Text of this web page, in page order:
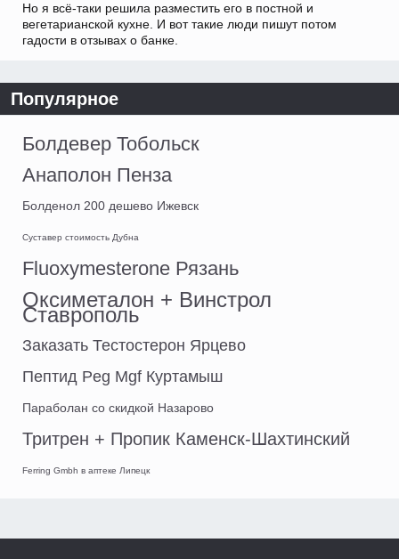
Но я всё-таки решила разместить его в постной и
вегетарианской кухне. И вот такие люди пишут потом
гадости в отзывах о банке.
Популярное
Болдевер Тобольск
Анаполон Пенза
Болденол 200 дешево Ижевск
Суставер стоимость Дубна
Fluoxymesterone Рязань
Оксиметалон + Винстрол
Ставрополь
Заказать Тестостерон Ярцево
Пептид Peg Mgf Куртамыш
Параболан со скидкой Назарово
Тритрен + Пропик Каменск-Шахтинский
Ferring Gmbh в аптеке Липецк